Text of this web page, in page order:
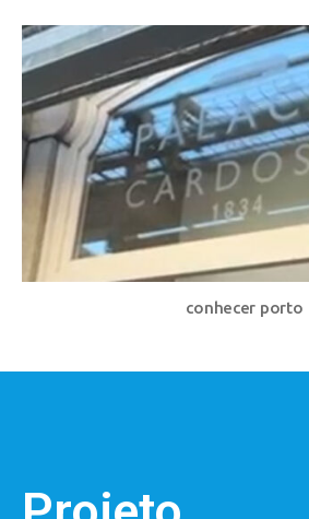
conhecer porto